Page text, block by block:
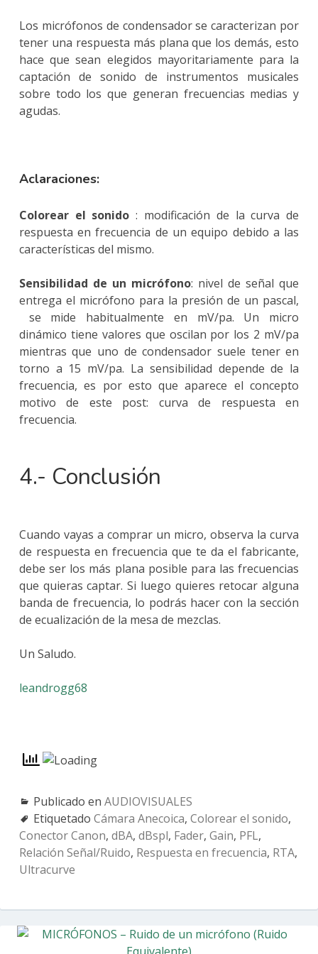
Los micrófonos de condensador se caracterizan por
tener una respuesta más plana que los demás, esto
hace que sean elegidos mayoritariamente para la
captación de sonido de instrumentos musicales
sobre todo los que generan frecuencias medias y
agudas.
Aclaraciones:
Colorear el sonido : modificación de la curva de
respuesta en frecuencia de un equipo debido a las
características del mismo.
Sensibilidad de un micrófono: nivel de señal que
entrega el micrófono para la presión de un pascal,
se mide habitualmente en mV/pa. Un micro
dinámico tiene valores que oscilan por los 2 mV/pa
mientras que uno de condensador suele tener en
torno a 15 mV/pa. La sensibilidad depende de la
frecuencia, es por esto que aparece el concepto
motivo de este post: curva de respuesta en
frecuencia.
4.- Conclusión
Cuando vayas a comprar un micro, observa la curva
de respuesta en frecuencia que te da el fabricante,
debe ser los más plana posible para las frecuencias
que quieras captar. Si luego quieres retocar alguna
banda de frecuencia, lo podrás hacer con la sección
de ecualización de la mesa de mezclas.
Un Saludo.
leandrogg68
Publicado en AUDIOVISUALES
Etiquetado Cámara Anecoica, Colorear el sonido,
Conector Canon, dBA, dBspl, Fader, Gain, PFL,
Relación Señal/Ruido, Respuesta en frecuencia, RTA,
Ultracurve